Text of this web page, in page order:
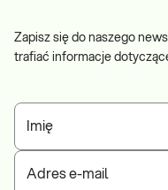
Zapisz się do naszego
trafiać informacje
Imię
Adres e-mail